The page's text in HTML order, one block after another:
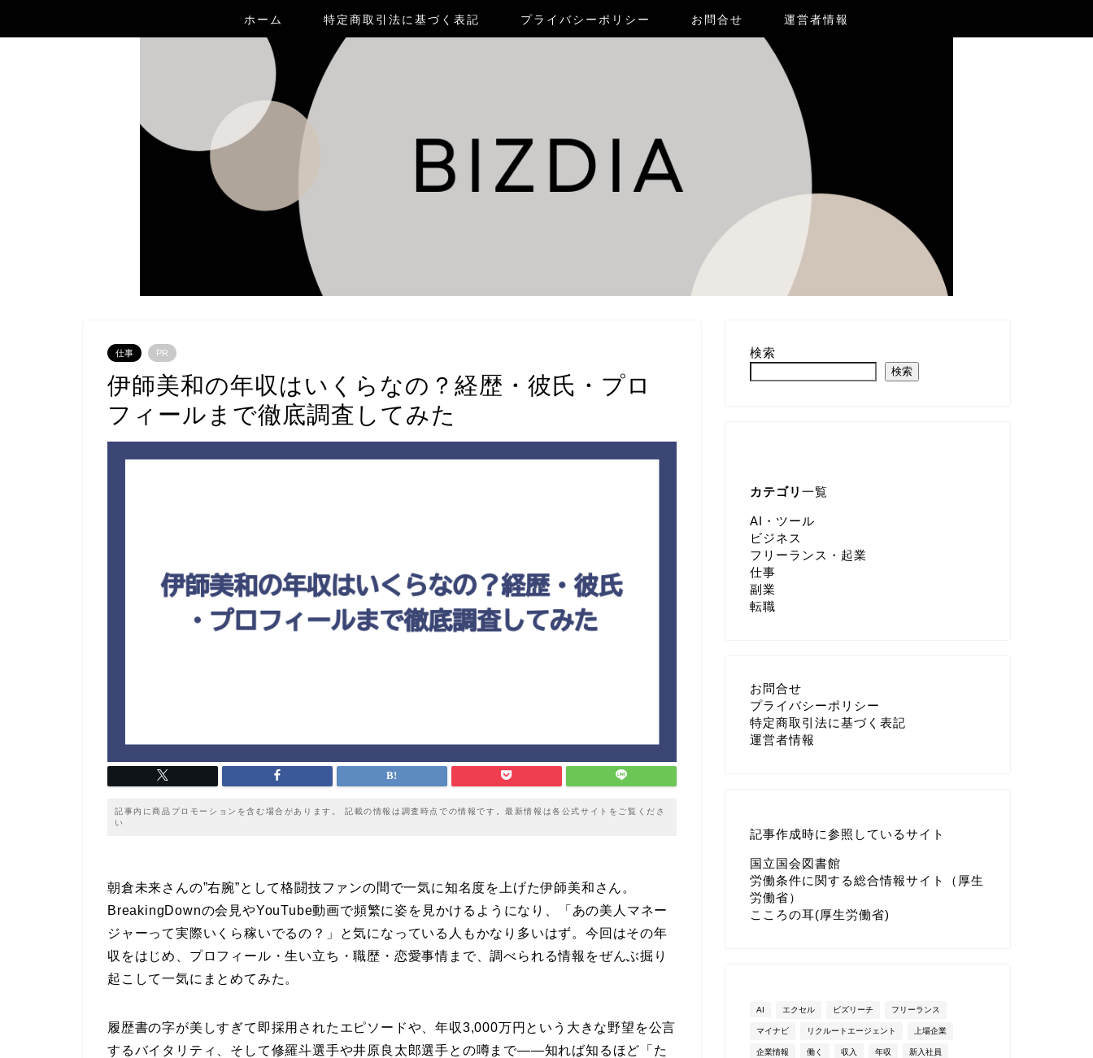
ホーム 特定商取引法に基づく表記 プライバシーポリシー お問合せ 運営者情報
仕事 PR
伊師美和の年収はいくらなの？経歴・彼氏・プロ
フィールまで徹底調査してみた
記事内に商品プロモーションを含む場合があります。 記載の情報は調査時点での情報です。最新情報は各公式サイトをご覧くださ
い
朝倉未来さんの”右腕”として格闘技ファンの間で一気に知名度を上げた伊師美和さん。
BreakingDownの会見やYouTube動画で頻繁に姿を見かけるようになり、「あの美人マネー
ジャーって実際いくら稼いでるの？」と気になっている人もかなり多いはず。今回はその年
収をはじめ、プロフィール・生い立ち・職歴・恋愛事情まで、調べられる情報をぜんぶ掘り
起こして一気にまとめてみた。
履歴書の字が美しすぎて即採用されたエピソードや、年収3,000万円という大きな野望を公言
するバイタリティ、そして修羅斗選手や井原良太郎選手との噂まで——知れば知るほど「た
検索
検索
カテゴリ 一覧
AI・ツール
ビジネス
フリーランス・起業
仕事
副業
転職
お問合せ
プライバシーポリシー
特定商取引法に基づく表記
運営者情報
記事作成時に参照しているサイト
国立国会図書館
労働条件に関する総合情報サイト（厚生
労働省）
こころの耳(厚生労働省)
AI エクセル ビズリーチ フリーランス
マイナビ リクルートエージェント 上場企業
企業情報 働く 収入 年収 新入社員